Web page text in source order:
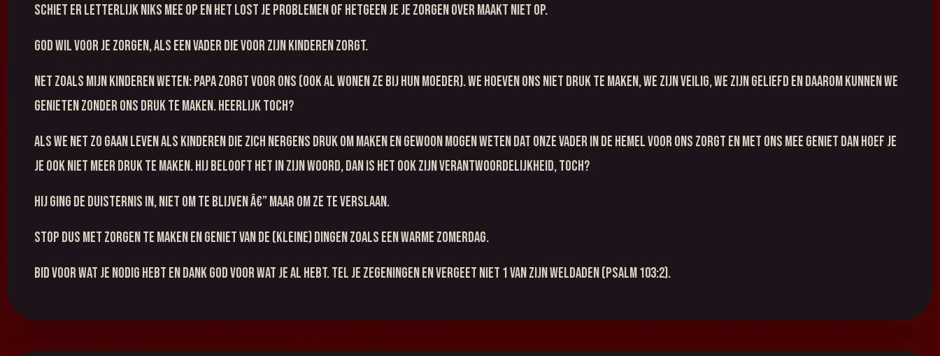
schiet er letterlijk niks mee op en het lost je problemen of hetgeen je je zorgen over maakt niet op.
God wil voor je zorgen, als een Vader die voor Zijn kinderen zorgt.
Net zoals mijn kinderen weten: Papa zorgt voor ons (ook al wonen ze bij hun moeder). We hoeven ons niet druk te maken, we zijn veilig, we zijn geliefd en daarom kunnen we
genieten zonder ons druk te maken. Heerlijk toch?
Als we net zo gaan leven als kinderen die zich nergens druk om maken en gewoon mogen weten dat onze Vader in de hemel voor ons zorgt en met ons mee geniet dan hoef je
je ook niet meer druk te maken. Hij belooft het in Zijn woord, dan is het ook Zijn verantwoordelijkheid, toch?
Hij ging de duisternis in, niet om te blijven â€” maar om ze te verslaan.
Stop dus met zorgen te maken en geniet van de (kleine) dingen zoals een warme zomerdag.
Bid voor wat je nodig hebt en dank God voor wat je al hebt. Tel je zegeningen en vergeet niet 1 van Zijn weldaden (Psalm 103:2).